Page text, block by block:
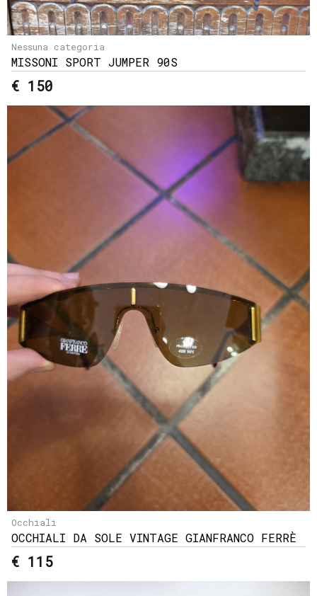
Nessuna categoria
MISSONI SPORT JUMPER 90S
€ 150
Occhiali
OCCHIALI DA SOLE VINTAGE GIANFRANCO FERRÈ
€ 115